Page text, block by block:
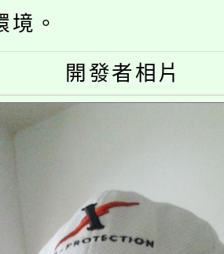
惠，詳情可洽有
增能研習
造教育及科技中
研習
生活教案入校路
農教育專業人
境。
開發者相片